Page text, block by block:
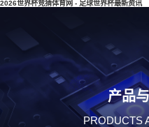
2026世界杯竞猜体育网 - 足球世界杯最新资讯
产品
PRODUCTS